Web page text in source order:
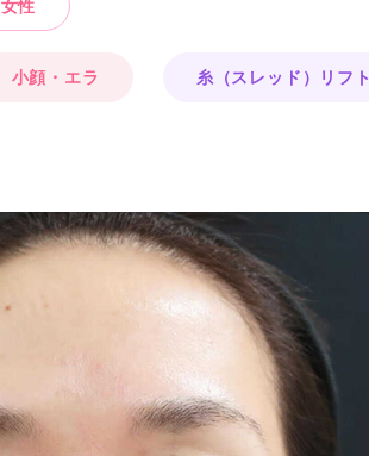
女性
小顔・エラ 糸（スレッド）リフト